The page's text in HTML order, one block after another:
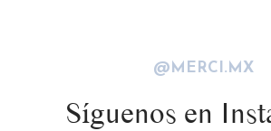
@MERCI.MX
Síguenos en